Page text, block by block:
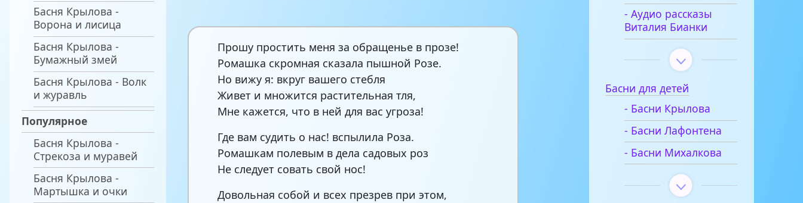
Басня Крылова -
Ворона и лисица
Басня Крылова -
Бумажный змей
Басня Крылова - Волк
и журавль
Популярное
Басня Крылова -
Стрекоза и муравей
Басня Крылова -
Мартышка и очки
Прошу простить меня за обращенье в прозе!
Ромашка скромная сказала пышной Розе.
Но вижу я: вкруг вашего стебля
Живет и множится растительная тля,
Мне кажется, что в ней для вас угроза!
Где вам судить о нас! вспылила Роза.
Ромашкам полевым в дела садовых роз
Не следует совать свой нос!
Довольная собой и всех презрев при этом,
- Аудио рассказы
Виталия Бианки
Басни для детей
- Басни Крылова
- Басни Лафонтена
- Басни Михалкова